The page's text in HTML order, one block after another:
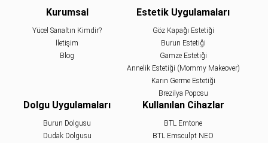
Kurumsal
Yücel Sarıaltın Kimdir?
İletişim
Blog
Estetik Uygulamaları
Göz Kapağı Estetiği
Burun Estetiği
Gamze Estetiği
Annelik Estetiği (Mommy Makeover)
Karın Germe Estetiği
Brezilya Poposu
Dolgu Uygulamaları
Burun Dolgusu
Dudak Dolgusu
Kullanılan Cihazlar
BTL Emtone
BTL Emsculpt NEO